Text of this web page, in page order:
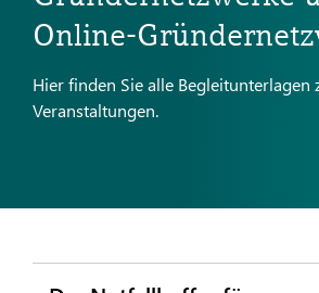
Online-
Hier finden Sie alle Begleitunterlagen
Veranstaltungen.